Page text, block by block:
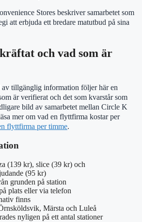
Stores beskriver samarbetet som
att erbjuda ett bredare matutbud på sina
och vad som är
tillgänglig information följer här en
är verifierat och det som kvarstår som
bild av samarbetet mellan Circle K
mer om vad en flyttfirma kostar per
flyttfirma per timme.
(139 kr), slice (39 kr) och
(95 kr)
grunden på station
plats eller via telefon
finns
Märsta och Luleå
nyligen på ett antal stationer